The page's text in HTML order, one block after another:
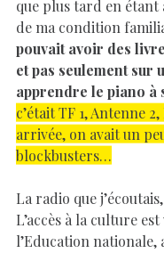
que plus tard en étant
de ma condition
pouvait avoir des
et pas seulement sur
apprendre le piano à
c’était TF 1, Antenne
arrivée, on avait un
blockbusters…
La radio que
L’accès à la culture
l’Education nationale,